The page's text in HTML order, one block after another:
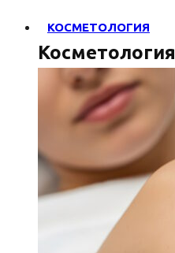
КОСМЕТОЛОГИЯ
Косметология